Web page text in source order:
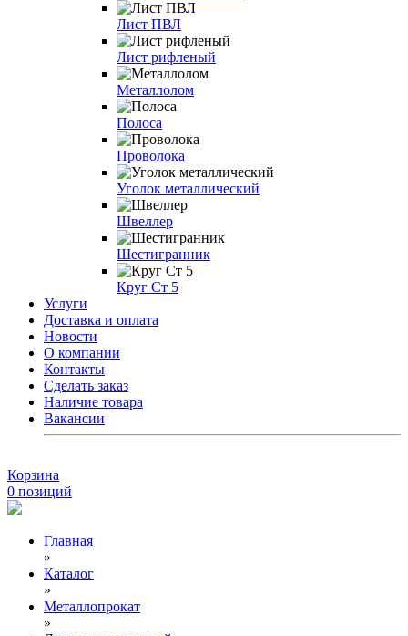
Лист ПВЛ
Лист рифленый
Металлолом
Полоса
Проволока
Уголок металлический
Швеллер
Шестигранник
Круг Ст 5
Услуги
Доставка и оплата
Новости
О компании
Контакты
Сделать заказ
Наличие товара
Вакансии
Корзина
0 позиций
Главная
»
Каталог
»
Металлопрокат
»